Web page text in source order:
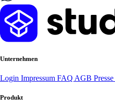
Unternehmen
Login Impressum FAQ AGB Presse
Produkt